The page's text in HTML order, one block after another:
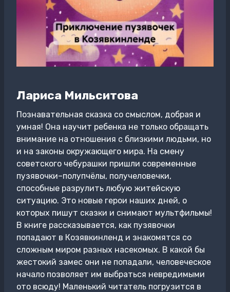
Лариса Мильситова
Познавательная сказка со смыслом, добрая и
умная! Она научит ребенка не только обращать
внимание на отношения с близкими людьми, но
и на законы окружающего мира. На смену
советского чебурашки пришли современные
пузявочки–полупчёлы, получеловечки,
способные разрулить любую житейскую
ситуацию. Это новые герои наших дней, о
которых пишут сказки и снимают мультфильмы!
В книге рассказывается, как пузявочки
попадают в Козявкинленд и знакомятся со
сложным миром разных насекомых. В какой бы
жестокий замес они не попадали, человеческое
начало позволяет им выбраться невредимыми
ото всюду! Маленький читатель погрузится в